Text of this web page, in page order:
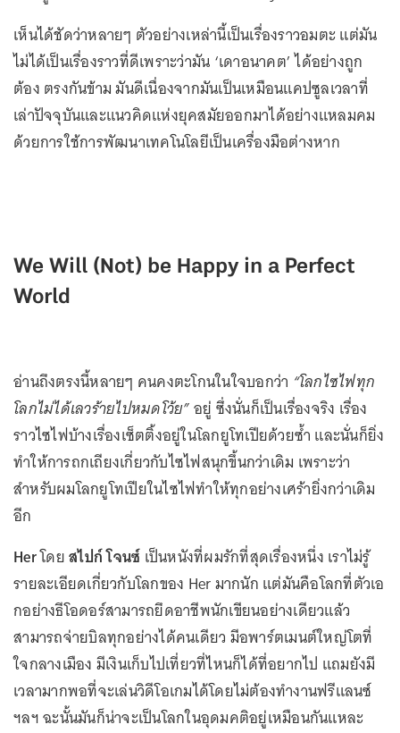
เห็นได้ชัดว่าหลายๆ ตัวอย่างเหล่านี้เป็นเรื่องราวอมตะ แต่มัน
ไม่ได้เป็นเรื่องราวที่ดีเพราะว่ามัน ‘เดาอนาคต’ ได้อย่างถูก
ต้อง ตรงกันข้าม มันดีเนื่องจากมันเป็นเหมือนแคปซูลเวลาที่
เล่าปัจจุบันและแนวคิดแห่งยุคสมัยออกมาได้อย่างแหลมคม
ด้วยการใช้การพัฒนาเทคโนโลยีเป็นเครื่องมือต่างหาก
We Will (Not) be Happy in a Perfect
World
อ่านถึงตรงนี้หลายๆ คนคงตะโกนในใจบอกว่า “โลกไซไฟทุก
โลกไม่ได้เลวร้ายไปหมดโว้ย”อยู่ ซึ่งนั่นก็เป็นเรื่องจริง เรื่อง
ราวไซไฟบ้างเรื่องเซ็ตติ้งอยู่ในโลกยูโทเปียด้วยซ้ำ และนั่นก็ยิ่ง
ทำให้การถกเถียงเกี่ยวกับไซไฟสนุกขึ้นกว่าเดิม เพราะว่า
สำหรับผมโลกยูโทเปียในไซไฟทำให้ทุกอย่างเศร้ายิ่งกว่าเดิม
อีก
Herโดยสไปก์ โจนซ์ เป็นหนังที่ผมรักที่สุดเรื่องหนึ่ง เราไม่รู้
รายละเอียดเกี่ยวกับโลกของ Her มากนัก แต่มันคือโลกที่ตัวเอ
กอย่างธีโอดอร์สามารถยึดอาชีพนักเขียนอย่างเดียวแล้ว
สามารถจ่ายบิลทุกอย่างได้คนเดียว มีอพาร์ตเมนต์ใหญ่โตที่
ใจกลางเมือง มีเงินเก็บไปเที่ยวที่ไหนก็ได้ที่อยากไป แถมยังมี
เวลามากพอที่จะเล่นวิดีโอเกมได้โดยไม่ต้องทำงานฟรีแลนซ์
ฯลฯ ฉะนั้นมันก็น่าจะเป็นโลกในอุดมคติอยู่เหมือนกันแหละ